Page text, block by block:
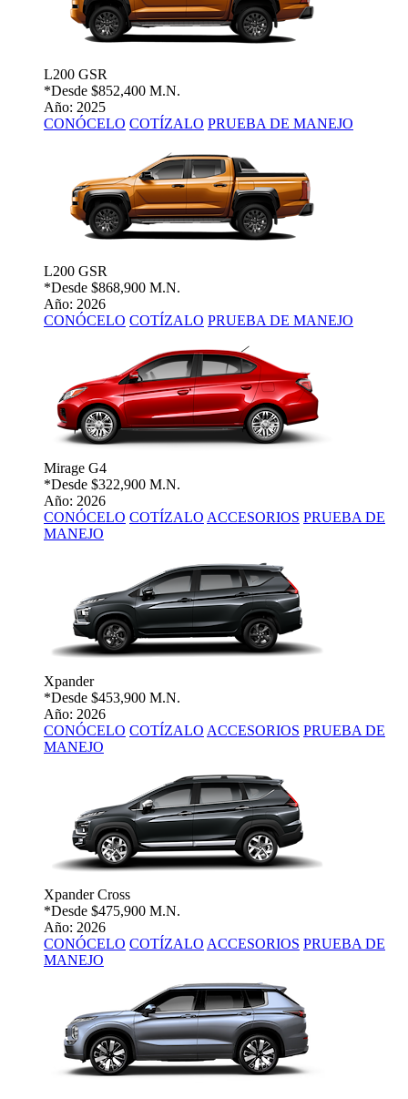
L200 GSR
*Desde $852,400 M.N.
Año: 2025
CONÓCELO COTÍZALO PRUEBA DE MANEJO
L200 GSR
*Desde $868,900 M.N.
Año: 2026
CONÓCELO COTÍZALO PRUEBA DE MANEJO
Mirage G4
*Desde $322,900 M.N.
Año: 2026
CONÓCELO COTÍZALO ACCESORIOS PRUEBA DE
MANEJO
Xpander
*Desde $453,900 M.N.
Año: 2026
CONÓCELO COTÍZALO ACCESORIOS PRUEBA DE
MANEJO
Xpander Cross
*Desde $475,900 M.N.
Año: 2026
CONÓCELO COTÍZALO ACCESORIOS PRUEBA DE
MANEJO